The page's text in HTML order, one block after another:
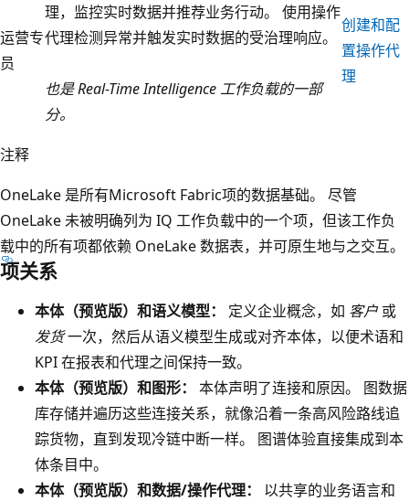
运营专
员
理，监控实时数据并推荐业务行动。 使用操作
代理检测异常并触发实时数据的受治理响应。
也是 Real-Time Intelligence 工作负载的一部
分。
创建和配
置操作代
理
注释
OneLake 是所有Microsoft Fabric项的数据基础。 尽管
OneLake 未被明确列为 IQ 工作负载中的一个项，但该工作负
载中的所有项都依赖 OneLake 数据表，并可原生地与之交互。
项关系
本体（预览版）和语义模型： 定义企业概念，如 客户或
发货一次，然后从语义模型生成或对齐本体，以便术语和
KPI 在报表和代理之间保持一致。
本体（预览版）和图形：
本体声明了连接和原因。 图数据
库存储并遍历这些连接关系，就像沿着一条高风险路线追
踪货物，直到发现冷链中断一样。 图谱体验直接集成到本
体条目中。
本体（预览版）和数据/操作代理：
以共享的业务语言和